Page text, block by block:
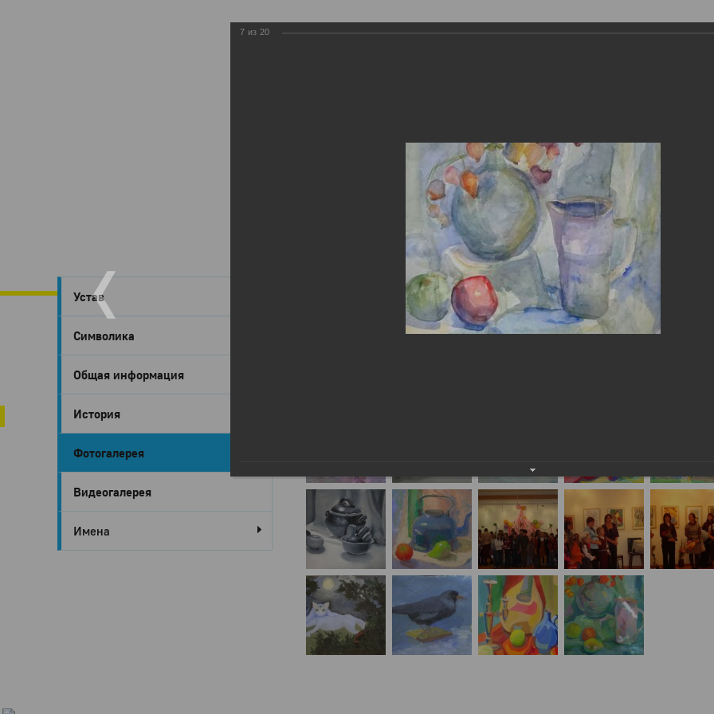
Город Глазов
Устав
Символика
Общая информация
История
Фотогалерея
Видеогалерея
Имена
Фотогалерея › 2009 › Начало нового учебного года в
Начало нового учебного года в МОУ
7 из 20